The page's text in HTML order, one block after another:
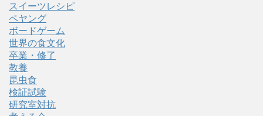
スイーツレシピ
ペヤング
ボードゲーム
世界の食文化
卒業・修了
教養
昆虫食
検証試験
研究室対抗